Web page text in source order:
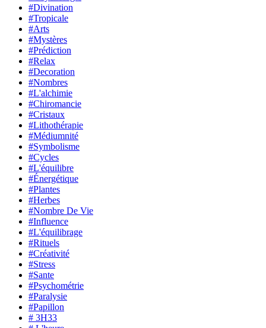
#Divination
#Tropicale
#Arts
#Mystères
#Prédiction
#Relax
#Decoration
#Nombres
#L'alchimie
#Chiromancie
#Cristaux
#Lithothérapie
#Médiumnité
#Symbolisme
#Cycles
#L'équilibre
#Énergétique
#Plantes
#Herbes
#Nombre De Vie
#Influence
#L'équilibrage
#Rituels
#Créativité
#Stress
#Sante
#Psychométrie
#Paralysie
#Papillon
# 3H33